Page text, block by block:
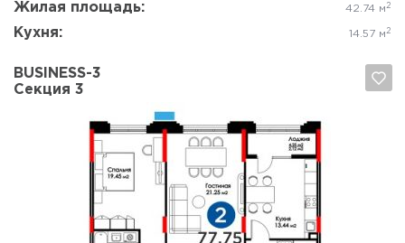
Жилая площадь: 42.74 м 2
Кухня: 14.57 м 2
BUSINESS-3
Секция 3